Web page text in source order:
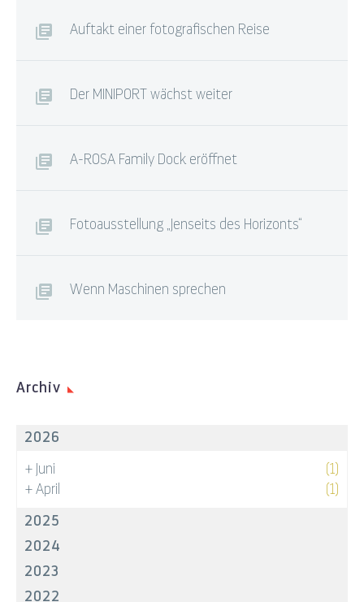
Auftakt einer fotografischen Reise
Der MINIPORT wächst weiter
A-ROSA Family Dock eröffnet
Fotoausstellung „Jenseits des Horizonts“
Wenn Maschinen sprechen
Archiv
2026
+ Juni
(1)
+April
(1)
2025
2024
2023
2022